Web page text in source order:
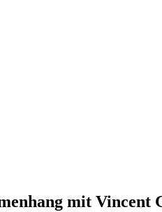
mit Vincent